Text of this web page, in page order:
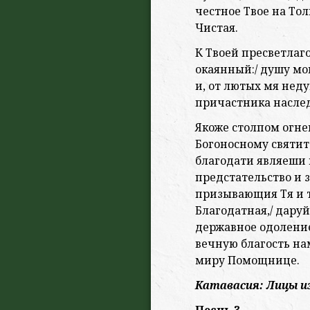
честное Твое на
Чистая.
К Твоей
окаянный:/ душу
и, от лютых мя
причастника
Якоже столпом
Богоносному
благодати
предстательство и
призывающия Тя и
Благодатная,/
державное
вечную благость
миру Помощнице.
Катавасия: Лицы